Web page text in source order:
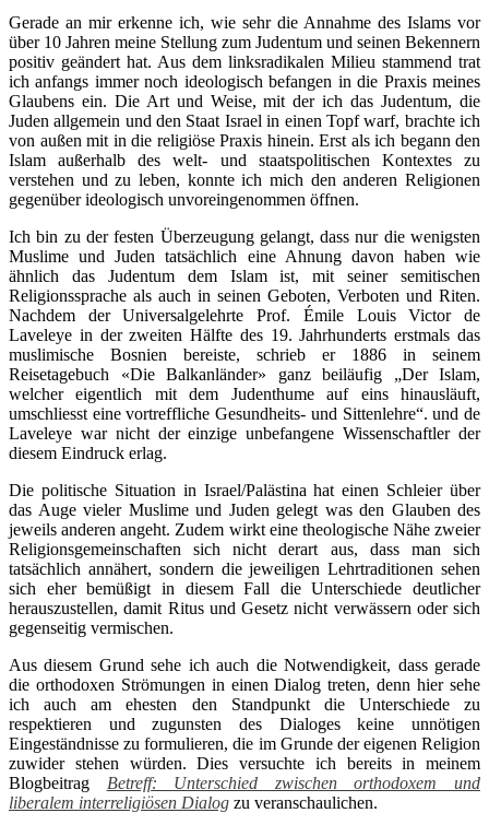
Gerade an mir erkenne ich, wie sehr die Annahme des Islams vor
über 10 Jahren meine Stellung zum Judentum und seinen Bekennern
positiv geändert hat. Aus dem linksradikalen Milieu stammend trat
ich anfangs immer noch ideologisch befangen in die Praxis meines
Glaubens ein. Die Art und Weise, mit der ich das Judentum, die
Juden allgemein und den Staat Israel in einen Topf warf, brachte ich
von außen mit in die religiöse Praxis hinein. Erst als ich begann den
Islam außerhalb des welt- und staatspolitischen Kontextes zu
verstehen und zu leben, konnte ich mich den anderen Religionen
gegenüber ideologisch unvoreingenommen öffnen.
Ich bin zu der festen Überzeugung gelangt, dass nur die wenigsten
Muslime und Juden tatsächlich eine Ahnung davon haben wie
ähnlich das Judentum dem Islam ist, mit seiner semitischen
Religionssprache als auch in seinen Geboten, Verboten und Riten.
Nachdem der Universalgelehrte Prof. Émile Louis Victor de
Laveleye in der zweiten Hälfte des 19. Jahrhunderts erstmals das
muslimische Bosnien bereiste, schrieb er 1886 in seinem
Reisetagebuch «Die Balkanländer» ganz beiläufig „Der Islam,
welcher eigentlich mit dem Judenthume auf eins hinausläuft,
umschliesst eine vortreffliche Gesundheits- und Sittenlehre“. und de
Laveleye war nicht der einzige unbefangene Wissenschaftler der
diesem Eindruck erlag.
Die politische Situation in Israel/Palästina hat einen Schleier über
das Auge vieler Muslime und Juden gelegt was den Glauben des
jeweils anderen angeht. Zudem wirkt eine theologische Nähe zweier
Religionsgemeinschaften sich nicht derart aus, dass man sich
tatsächlich annähert, sondern die jeweiligen Lehrtraditionen sehen
sich eher bemüßigt in diesem Fall die Unterschiede deutlicher
herauszustellen, damit Ritus und Gesetz nicht verwässern oder sich
gegenseitig vermischen.
Aus diesem Grund sehe ich auch die Notwendigkeit, dass gerade
die orthodoxen Strömungen in einen Dialog treten, denn hier sehe
ich auch am ehesten den Standpunkt die Unterschiede zu
respektieren und zugunsten des Dialoges keine unnötigen
Eingeständnisse zu formulieren, die im Grunde der eigenen Religion
zuwider stehen würden. Dies versuchte ich bereits in meinem
Blogbeitrag Betreff: Unterschied zwischen orthodoxem und
liberalem interreligiösen Dialog zu veranschaulichen.